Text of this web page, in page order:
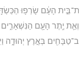
הָעָ֔ם שָׂרְפ֥וּ
יֶ֥תֶר הָעָ֖ם הַנִּשְׁאָרִ֑ים
בְּאֶ֣רֶץ יְהוּדָ֑ה